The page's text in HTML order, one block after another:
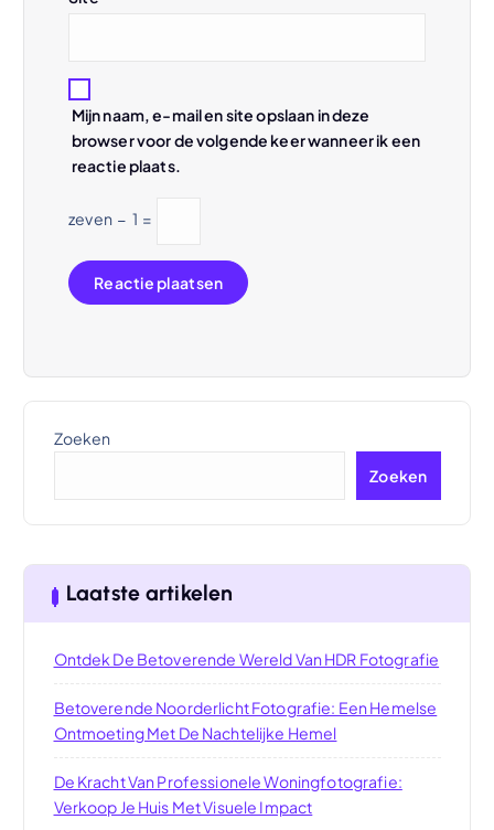
Mijn naam, e-mail en site opslaan in deze
browser voor de volgende keer wanneer ik een
reactie plaats.
zeven − 1 =
Zoeken
Zoeken
Laatste artikelen
Ontdek De Betoverende Wereld Van HDR Fotografie
Betoverende Noorderlicht Fotografie: Een Hemelse
Ontmoeting Met De Nachtelijke Hemel
De Kracht Van Professionele Woningfotografie:
Verkoop Je Huis Met Visuele Impact